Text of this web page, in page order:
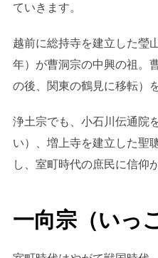
ていきます。
越前に総持寺を建立した瑩
年）が曹洞宗の中興の祖。
の後、関東の鶴見に移転）
浄土宗でも、小石川伝通院
い）、増上寺を建立した聖
し、室町時代の庶民に信仰
一向宗（いっ